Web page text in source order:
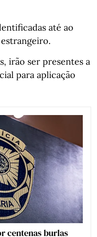
até ao
irão ser presentes a
para aplicação
centenas burlas